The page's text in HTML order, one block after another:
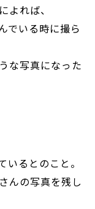
よれば、
でいる時に撮ら
な写真になった
るとのこと。
んの写真を残し